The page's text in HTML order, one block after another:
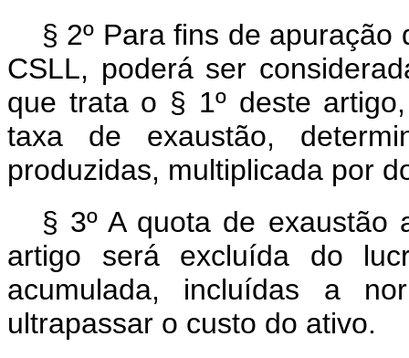
§ 2º Para fins de
CSLL, poderá ser
que trata o § 1º deste
taxa de exaustão,
produzidas, multiplicada por
§ 3º A quota de exaustão
artigo será excluída do
acumulada, incluídas a
ultrapassar o custo do ativo.